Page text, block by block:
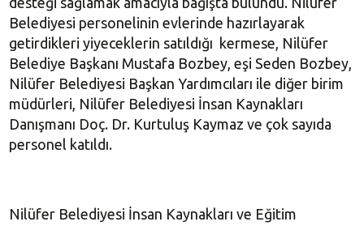
Belediyesi personelinin evlerinde hazırlayarak
getirdikleri yiyeceklerin satıldığı kermese, Nilüfer
Belediye Başkanı Mustafa Bozbey, eşi Seden Bozbey,
Nilüfer Belediyesi Başkan Yardımcıları ile diğer birim
müdürleri, Nilüfer Belediyesi İnsan Kaynakları
Danışmanı Doç. Dr. Kurtuluş Kaymaz ve çok sayıda
personel katıldı.
Nilüfer Belediyesi İnsan Kaynakları ve Eğitim